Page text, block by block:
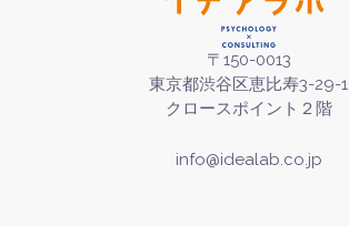
〒150-0013
東京都渋谷区恵比寿3-29-1
クロースポイント２階
info@idealab.co.jp